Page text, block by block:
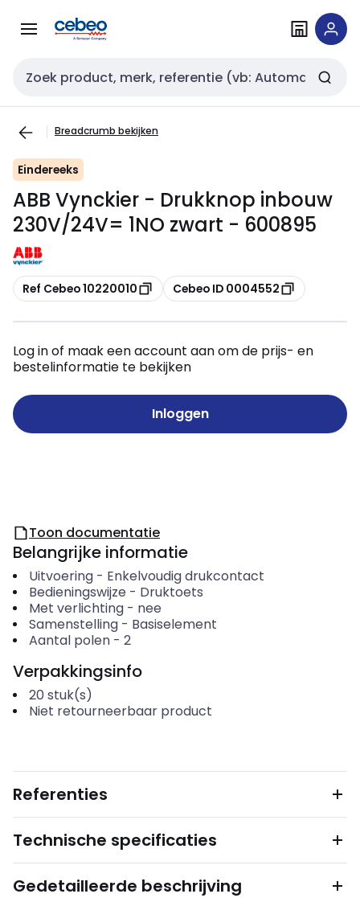
naar
naar
Zoekveld invoer
Breadcrumb bekijken
Eindereeks
ABB Vynckier - Drukknop inbouw
230V/24V= 1NO zwart - 600895
Kopiëren
Ref Cebeo 10220010 Kopiëren
Cebeo ID 0004552
Log in of maak een account aan om de prijs- en
bestelinformatie te bekijken
Inloggen
Toon documentatie
Belangrijke informatie
Uitvoering- Enkelvoudig drukcontact
Bedieningswijze - Druktoets
Met verlichting- nee
Samenstelling- Basiselement
Aantal polen- 2
Verpakkingsinfo
20 stuk(s)
Niet retourneerbaar product
Referenties
Technische specificaties
Gedetailleerde beschrijving